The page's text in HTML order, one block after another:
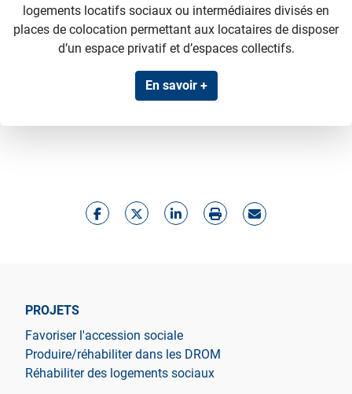
logements locatifs sociaux ou intermédiaires divisés en
places de colocation permettant aux locataires de disposer
d’un espace privatif et d’espaces collectifs.
En savoir +
PROJETS
Favoriser l'accession sociale
Produire/réhabiliter dans les DROM
Réhabiliter des logements sociaux